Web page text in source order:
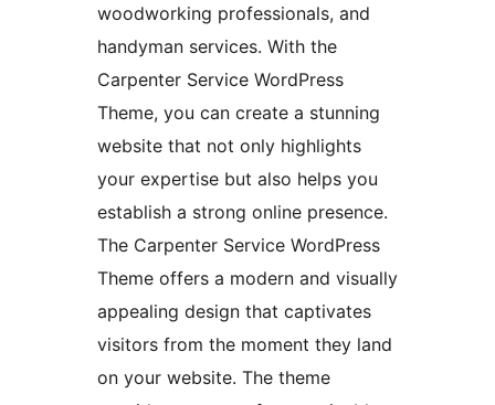
woodworking professionals, and
handyman services. With the
Carpenter Service WordPress
Theme, you can create a stunning
website that not only highlights
your expertise but also helps you
establish a strong online presence.
The Carpenter Service WordPress
Theme offers a modern and visually
appealing design that captivates
visitors from the moment they land
on your website. The theme